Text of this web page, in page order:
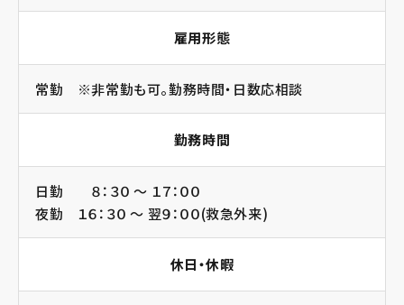
雇用形態
常勤 ※非常勤も可。勤務時間・日数応相談
勤務時間
日勤 ８：３０ ～ １７：００
夜勤 １６：３０ ～ 翌９：００(救急外来)
休日・休暇